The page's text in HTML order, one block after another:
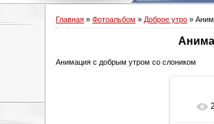
Главная » Фотоальбом » Доброе утро »
Анимация с добрым утром со слоником